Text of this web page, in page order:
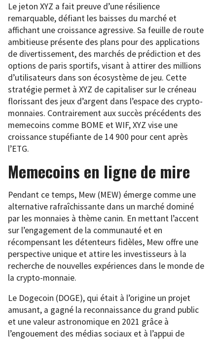
Le jeton XYZ a fait preuve d’une résilience
remarquable, défiant les baisses du marché et
affichant une croissance agressive. Sa feuille de route
ambitieuse présente des plans pour des applications
de divertissement, des marchés de prédiction et des
options de paris sportifs, visant à attirer des millions
d’utilisateurs dans son écosystème de jeu. Cette
stratégie permet à XYZ de capitaliser sur le créneau
florissant des jeux d’argent dans l’espace des crypto-
monnaies. Contrairement aux succès précédents des
memecoins comme BOME et WIF, XYZ vise une
croissance stupéfiante de 14 900 pour cent après
l’ETG.
Memecoins en ligne de mire
Pendant ce temps, Mew (MEW) émerge comme une
alternative rafraîchissante dans un marché dominé
par les monnaies à thème canin. En mettant l’accent
sur l’engagement de la communauté et en
récompensant les détenteurs fidèles, Mew offre une
perspective unique et attire les investisseurs à la
recherche de nouvelles expériences dans le monde de
la crypto-monnaie.
Le Dogecoin (DOGE), qui était à l’origine un projet
amusant, a gagné la reconnaissance du grand public
et une valeur astronomique en 2021 grâce à
l’engouement des médias sociaux et à l’appui de